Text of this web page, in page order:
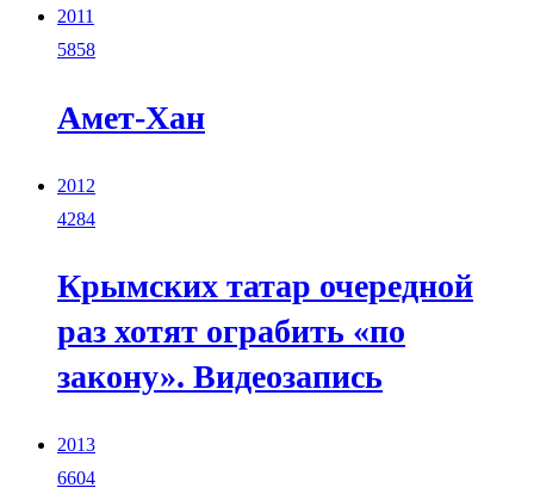
2011
5858
Амет-Хан
2012
4284
Крымских татар очередной
раз хотят ограбить «по
закону». Видеозапись
2013
6604